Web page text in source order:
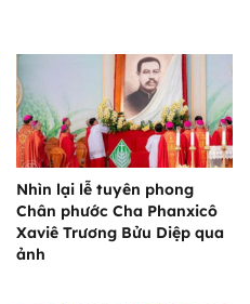
Nhìn lại lễ tuyên phong
Chân phước Cha Phanxicô
Xaviê Trương Bửu Diệp qua
ảnh